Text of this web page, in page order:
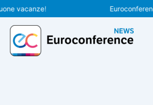
Vai
al
contenuto
Euroconference